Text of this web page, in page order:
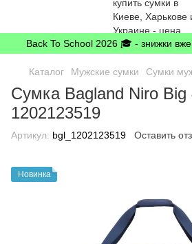
Back To School 2026 🎓 - знижки вже
Каталог Мужские сумки Сумки
Сумка Bagland Niro Big
1202123519
Артикул: bgl_1202123519 Оставить
Новинка